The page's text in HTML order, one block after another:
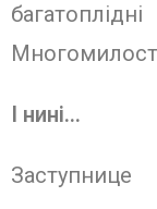
І нині...